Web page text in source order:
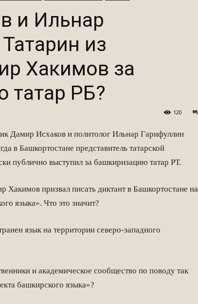
и Ильнар
из
Хакимов за
татар РБ?
120
Дамир Исхаков и политолог Ильнар Гарифуллин
в Башкортостане представитель татарской
публично выступил за башкиризацию татар РТ.
Хакимов призвал писать диктант в Башкортостане на
языка». Что это значит?
язык на территории северо-западного
и академическое сообщество по поводу так
башкирского языка»?